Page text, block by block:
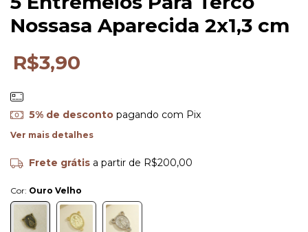
Nossasa Aparecida 2x1,3 cm
R$3,90
5% de descontopagando com Pix
Ver mais detalhes
Frete grátis a partir de R$200,00
Cor: Ouro Velho